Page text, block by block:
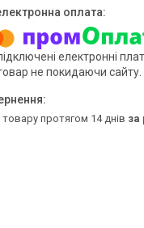
електронні
не покидаючи сайту.
товару протягом 14 днів за